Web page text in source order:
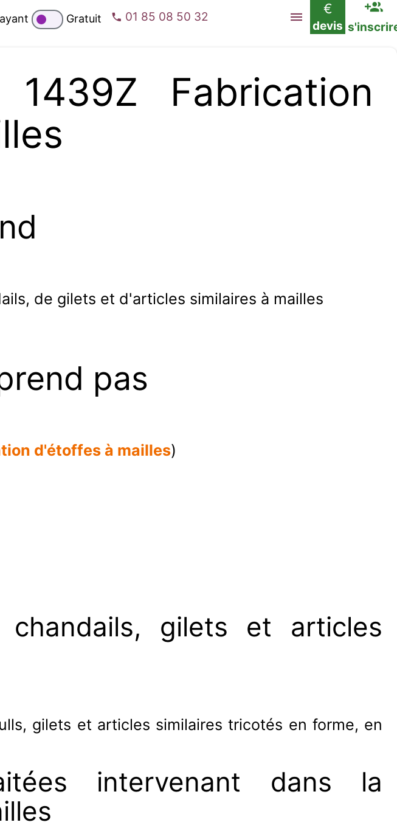
Gratuit 01 85 08 50 32
€
devis
Fabrication
de gilets et d'articles similaires à mailles
pas
d'étoffes à mailles)
chandails, gilets et articles
gilets et articles similaires tricotés en forme, en
intervenant dans la